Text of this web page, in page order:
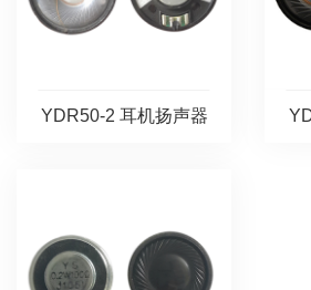
YDR50-2 耳机扬声器